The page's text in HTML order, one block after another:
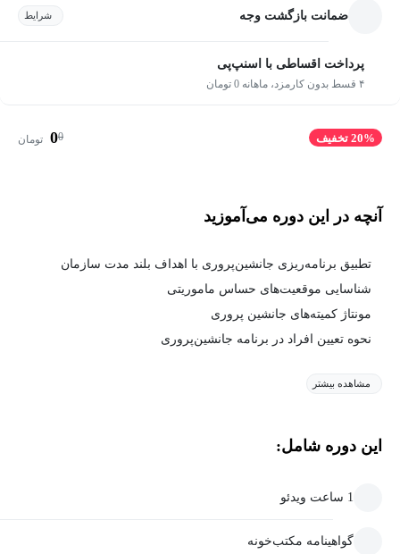
ضمانت بازگشت وجه شرایط
پرداخت اقساطی با اسنپ‌پی
۴ قسط بدون کارمزد، ماهانه 0 تومان
20% تخفیف 0
0 تومان
آنچه در این دوره می‌آموزید
تطبیق برنامه‌ریزی جانشین‌پروری با اهداف بلند مدت سازمان
شناسایی موقعیت‌های حساس ماموریتی
مونتاژ کمیته‌های جانشین پروری
نحوه تعیین افراد در برنامه جانشین‌پروری
مشاهده بیشتر
این دوره شامل:
1 ساعت ویدئو
گواهینامه مکتب‌خونه